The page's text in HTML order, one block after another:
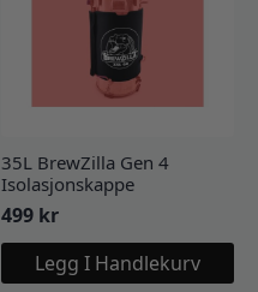
35L BrewZilla Gen 4
Isolasjonskappe
499 kr
Legg I Handlekurv